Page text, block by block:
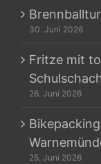
30. Juni 2026
Fritze mit
26. Juni 2026
25. Juni 2026